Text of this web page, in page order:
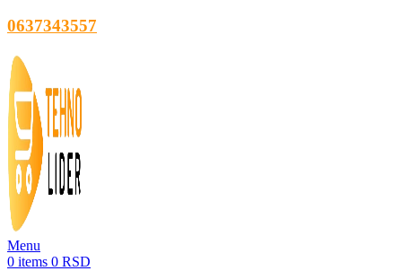
0637343557
Menu
0 items 0 RSD